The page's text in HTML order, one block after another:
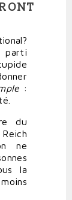
parti
:
du
ne
la